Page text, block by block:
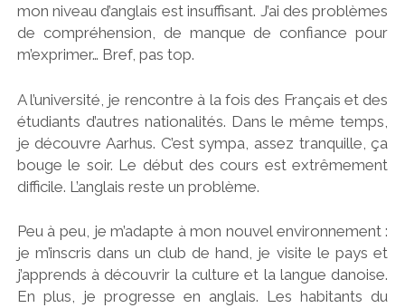
mon niveau d’anglais est insuffisant. J’ai des problèmes
de compréhension, de manque de confiance pour
m’exprimer… Bref, pas top.
A l’université, je rencontre à la fois des Français et des
étudiants d’autres nationalités. Dans le même temps,
je découvre Aarhus. C’est sympa, assez tranquille, ça
bouge le soir. Le début des cours est extrêmement
difficile. L’anglais reste un problème.
Peu à peu, je m’adapte à mon nouvel environnement :
je m’inscris dans un club de hand, je visite le pays et
j’apprends à découvrir la culture et la langue danoise.
En plus, je progresse en anglais. Les habitants du